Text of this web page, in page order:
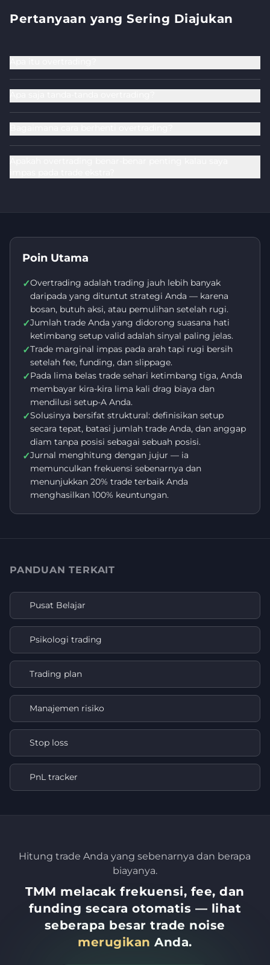
Pertanyaan yang Sering Diajukan
Poin Utama
✓Overtrading adalah trading jauh lebih banyak
daripada yang dituntut strategi Anda — karena
bosan, butuh aksi, atau pemulihan setelah rugi.
✓Jumlah trade Anda yang didorong suasana hati
ketimbang setup valid adalah sinyal paling jelas.
✓Trade marginal impas pada arah tapi rugi bersih
setelah fee, funding, dan slippage.
✓Pada lima belas trade sehari ketimbang tiga, Anda
membayar kira-kira lima kali drag biaya dan
mendilusi setup-A Anda.
✓Solusinya bersifat struktural: definisikan setup
secara tepat, batasi jumlah trade Anda, dan anggap
diam tanpa posisi sebagai sebuah posisi.
✓Jurnal menghitung dengan jujur — ia
memunculkan frekuensi sebenarnya dan
menunjukkan 20% trade terbaik Anda
menghasilkan 100% keuntungan.
PANDUAN TERKAIT
Pusat Belajar
Psikologi trading
Trading plan
Manajemen risiko
Stop loss
PnL tracker
Hitung trade Anda yang sebenarnya dan berapa
biayanya.
TMM melacak frekuensi, fee, dan
funding secara otomatis — lihat
seberapa besar trade noise
merugikan Anda.